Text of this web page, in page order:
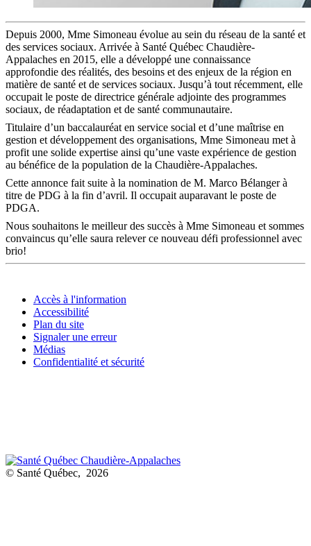
Depuis 2000, Mme Simoneau évolue au sein du réseau de la santé et
des services sociaux. Arrivée à Santé Québec Chaudière-
Appalaches en 2015, elle a développé une connaissance
approfondie des réalités, des besoins et des enjeux de la région en
matière de santé et de services sociaux. Jusqu’à tout récemment, elle
occupait le poste de directrice générale adjointe des programmes
sociaux, de réadaptation et de santé communautaire.
Titulaire d’un baccalauréat en service social et d’une maîtrise en
gestion et développement des organisations, Mme Simoneau met à
profit une solide expertise ainsi qu’une vaste expérience de gestion
au bénéfice de la population de la Chaudière-Appalaches.
Cette annonce fait suite à la nomination de M. Marco Bélanger à
titre de PDG à la fin d’avril. Il occupait auparavant le poste de
PDGA.
Nous souhaitons le meilleur des succès à Mme Simoneau et sommes
convaincus qu’elle saura relever ce nouveau défi professionnel avec
brio!
Accès à l'information
Accessibilité
Plan du site
Signaler une erreur
Médias
Confidentialité et sécurité
© Santé Québec, 2026